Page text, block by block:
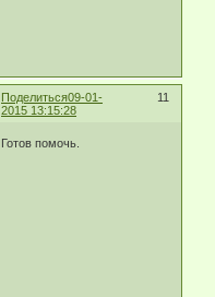
Поделиться 11
09-01-
2015 13:15:28
Готов помочь.